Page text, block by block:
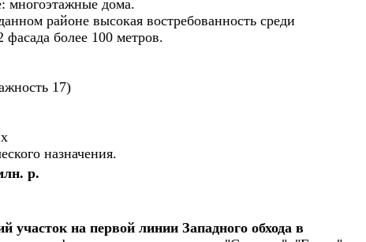
многоэтажные дома.
районе высокая востребованность среди
более 100 метров.
17)
назначения.
р.
участок на первой линии Западного обхода в